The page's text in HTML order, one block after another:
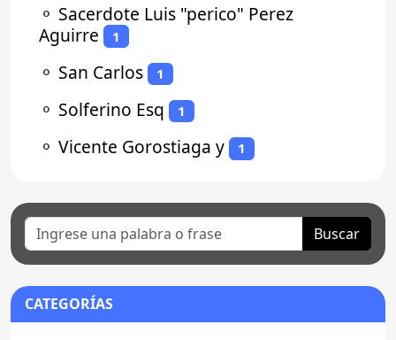
⚬ Sacerdote Luis "perico" Perez
Aguirre
1
⚬ San Carlos 1
⚬ Solferino Esq 1
⚬ Vicente Gorostiaga y 1
Buscar
CATEGORÍAS